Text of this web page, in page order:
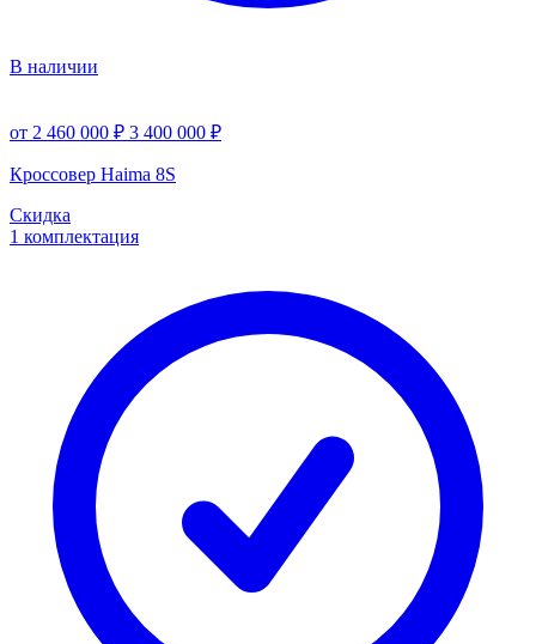
В наличии
от 2 460 000 ₽ 3 400 000 ₽
Кроссовер Haima 8S
Скидка
1 комплектация